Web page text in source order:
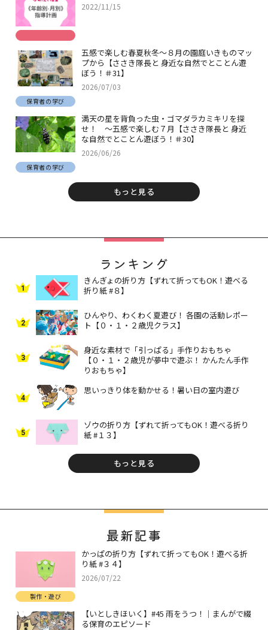
2022/11/15
五感で楽しむ春夏秋冬～８月の園庭いきものマッ
プから【ささき隊長と 身近な自然でとことん遊
ぼう！＃31】
2026/07/03
保育者の学び
満天の星を背負った虫・ゴマダラカミキリを探
せ！ ～五感で楽しむ７月【ささき隊長と 身近
な自然でとことん遊ぼう！＃30】
2026/06/26
保育者の学び
もっと見る
ランキング
1
きんぎょの折り方【ずれて折ってもOK！遊べる
折り紙 #８】
2
ひんやり、わくわく夏遊び！ 各園の活動レポー
ト【０・１・２歳児クラス】
3
身近な素材で「引っぱる」手作りおもちゃ
【０・１・２歳児が夢中で遊ぶ！ かんたん手作
りおもちゃ】
4
思いっきり体を動かせる！暑い日の室内遊び
5
ゾウの折り方【ずれて折ってもOK！遊べる折り
紙 #１３】
もっと見る
最新記事
かっぱの折り方【ずれて折ってもOK！遊べる折
り紙 #３４】
2026/07/22
製作・遊び
【いとしきほいく】#45 雨をうつ！｜まんがで綴
る保育のエピソード